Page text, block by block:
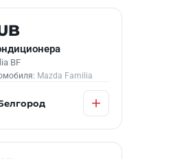
BF
Mazda Familia